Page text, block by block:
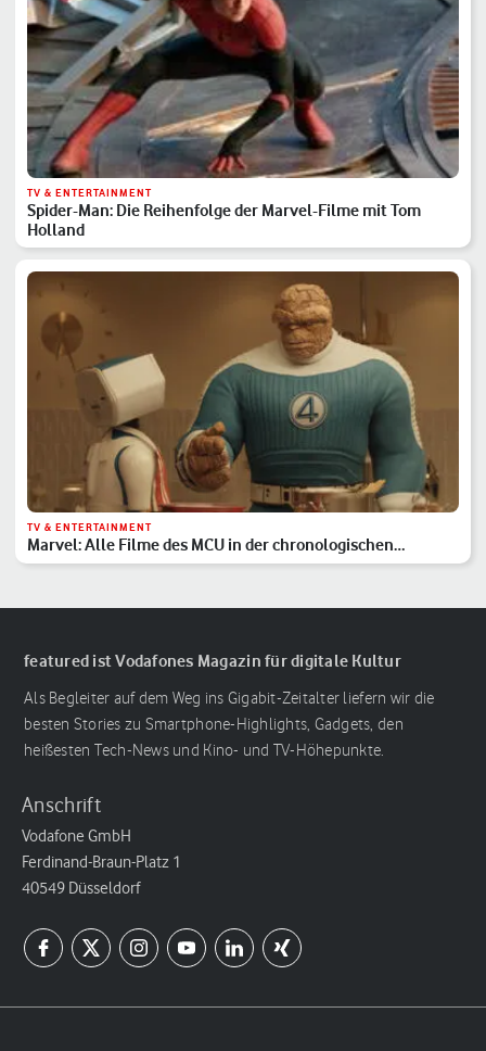
TV & ENTERTAINMENT
Spider-Man: Die Reihenfolge der Marvel-Filme mit Tom
Holland
TV & ENTERTAINMENT
Marvel: Alle Filme des MCU in der chronologischen
Reihenfolge
featured ist Vodafones Magazin für digitale Kultur
Als Begleiter auf dem Weg ins Gigabit-Zeitalter liefern wir die
besten Stories zu Smartphone-Highlights, Gadgets, den
heißesten Tech-News und Kino- und TV-Höhepunkte.
Anschrift
Vodafone GmbH
Ferdinand-Braun-Platz 1
40549 Düsseldorf